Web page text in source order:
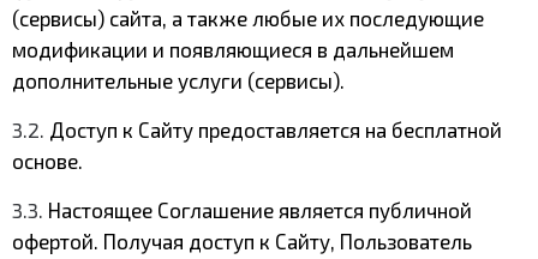
(сервисы) сайта, а также любые их последующие
модификации и появляющиеся в дальнейшем
дополнительные услуги (сервисы).
3.2. Доступ к Сайту предоставляется на бесплатной
основе.
3.3. Настоящее Соглашение является публичной
офертой. Получая доступ к Сайту, Пользователь